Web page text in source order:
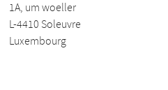
1A, um woeller
L-4410 Soleuvre
Luxembourg